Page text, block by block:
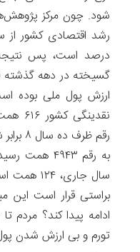
شود. چون مرکز
درصد است، پس
گسیخته در دهه
رقم
سال
براستی قرار است این
ادامه پیدا کند؟ مردم
تورم و بی ارزش شدن